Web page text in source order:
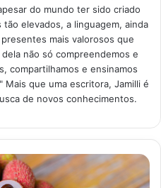
a lista de vilões do peso
isso, tem quem evite o
por medo do ganho de peso.
de verdade, ou é apenas
Harfenist, na matéria
dia 22 de abril de 2021, no
trouxe algumas
do mundo ter sido criado
elevados, a linguagem, ainda
mais valorosos que
não só compreendemos e
compartilhamos e ensinamos
que uma escritora, Jamilli é
de novos conhecimentos.